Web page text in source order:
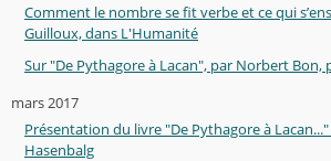
Comment le nombre se fit verbe et ce qui
Guilloux, dans L'Humanité
Sur "De Pythagore à Lacan", par Norbert Bon,
mars 2017
Présentation du livre "De Pythagore à
Hasenbalg